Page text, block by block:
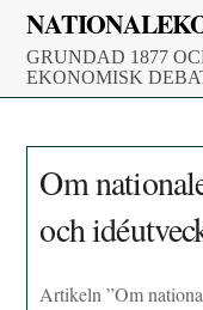
Skip
content
GRUNDAD 1877
EKONOMISK
Om
och
Artikeln ”Om